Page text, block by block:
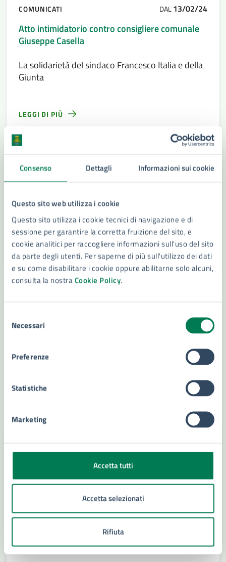
Consenso Dettagli Informazioni sui cookie
Questo sito web utilizza i cookie
Questo sito utilizza i cookie tecnici di navigazione e di
sessione per garantire la corretta fruizione del sito, e
cookie analitici per raccogliere informazioni sull'uso del sito
da parte degli utenti. Per saperne di più sull'utilizzo dei dati
e su come disabilitare i cookie oppure abilitarne solo alcuni,
consulta la nostraCookie Policy.
delNecessari
Preferenze
Statistiche
Marketing
Accetta tutti
Accetta selezionati
Rifiuta
COMUNICATI DAL13/02/24
Atto intimidatorio contro consigliere comunale
Giuseppe Casella
La solidarietà del sindaco Francesco Italia e della
Giunta
LEGGI DI PIÙ
COMUNICATI
L’iter che ha causato la perdita del finanziamento
metano
LEGGI DI PIÙ